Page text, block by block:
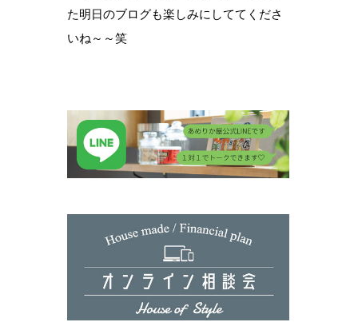
た明日のブログも楽しみにしててくださ
いね～～笑